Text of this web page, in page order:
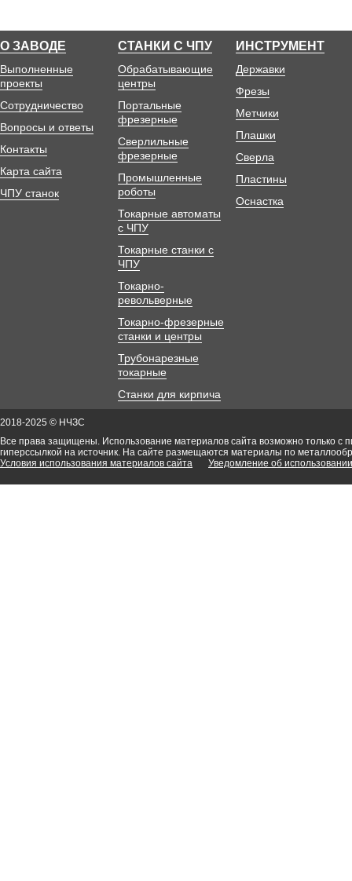
О ЗАВОДЕ
Выполненные
проекты
Сотрудничество
Вопросы и ответы
Контакты
Карта сайта
ЧПУ станок
СТАНКИ С ЧПУ
Обрабатывающие
центры
Портальные
фрезерные
Сверлильные
фрезерные
Промышленные
роботы
Токарные автоматы
с ЧПУ
Токарные станки с
ЧПУ
Токарно-
револьверные
Токарно-фрезерные
станки и центры
Трубонарезные
токарные
Станки для кирпича
ИНСТРУМЕНТ
Державки
Фрезы
Метчики
Плашки
Сверла
Пластины
Оснастка
2018-2025 © НЧЗС
Все права защищены. Использование материалов сайта возможно только с
гиперссылкой на источник. На сайте размещаются материалы по
Условия использования материалов сайта
Уведомление об